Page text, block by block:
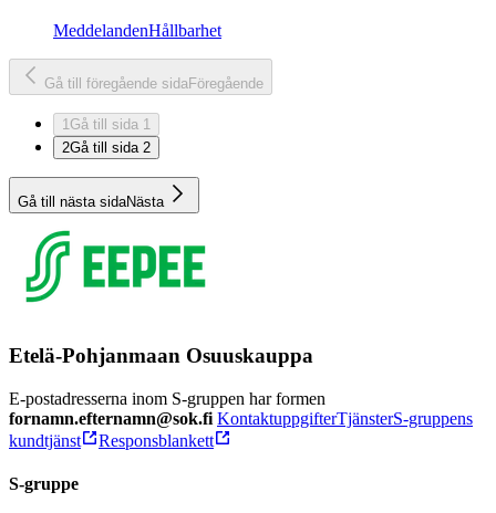
MeddelandenHållbarhet
Gå till föregående sidaFöregående
1 Gå till sida 1
2Gå till sida 2
Gå till nästa sidaNästa
Etelä-Pohjanmaan Osuuskauppa
E-postadresserna inom S-gruppen har formen
fornamn.efternamn@sok.fi KontaktuppgifterTjänsterS-gruppens
kundtjänst
Responsblankett
S-gruppe